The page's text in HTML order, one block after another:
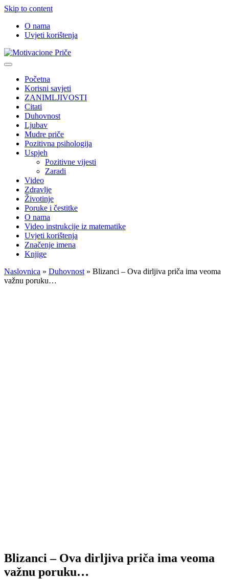
Skip to content
O nama
Uvjeti korištenja
Početna
Korisni savjeti
ZANIMLJIVOSTI
Citati
Duhovnost
Ljubav
Mudre priče
Pozitivna psihologija
Uspjeh
Pozitivne vijesti
Zaradi
Video
Zdravlje
Životinje
Poruke i čestitke
O nama
Video instrukcije iz matematike
Uvjeti korištenja
Značenje imena
Knjige
Naslovnica » Duhovnost » Blizanci – Ova dirljiva priča ima veoma
važnu poruku…
Blizanci – Ova dirljiva priča ima veoma
važnu poruku…